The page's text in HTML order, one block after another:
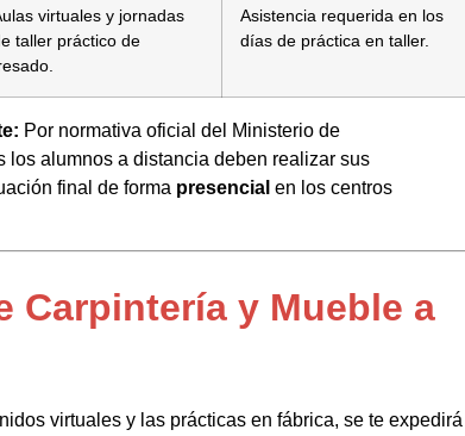
virtuales y jornadas
taller práctico de
Asistencia requerida en los
días de práctica en taller.
Por normativa oficial del Ministerio de
los alumnos a distancia deben realizar sus
final de forma presencial en los centros
Carpintería y Mueble a
virtuales y las prácticas en fábrica, se te expedirá